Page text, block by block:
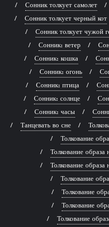
Сонник толкует самолет
Сонник толкует черный кот
Сонник толкует чужой
Сонник: ветер
Сонник: кошка
Сонник: огонь
Сонник: птица
Сонник: солнце
Сонник: часы
Танцевать во сне
Толкование
Толкование
Толкование
Толкование
Толкование
Толкование
Толкование